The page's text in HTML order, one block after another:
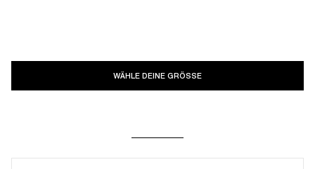
WÄHLE DEINE GRÖSSE